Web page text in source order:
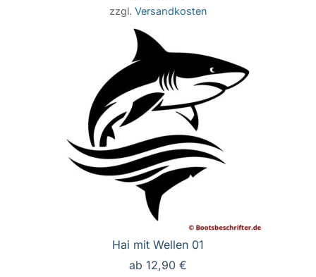
zzgl. Versandkosten
Hai mit Wellen 01
ab 12,90 €